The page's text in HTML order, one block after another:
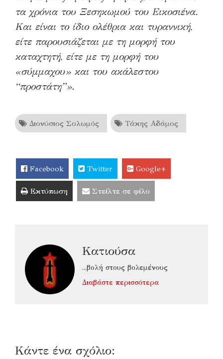
τα χρόνια του Ξεσηκωμού του Εικοσιένα.
Και είναι το ίδιο ολέθρια και τυραννική,
είτε παρουσιάζεται με τη μορφή του
καταχτητή, είτε με τη μορφή του
«σύμμαχου» και του ακάλεστου
“προστάτη”».
Διονύσιος Σολωμός Τάκης Αδάμος
Facebook Twitter Google+
Εκτύπωση Στείλτε σε φίλο
Κατιούσα
...βολή στους βολεμένους
Διαβάστε περισσότερα
Κάντε ένα σχόλιο: